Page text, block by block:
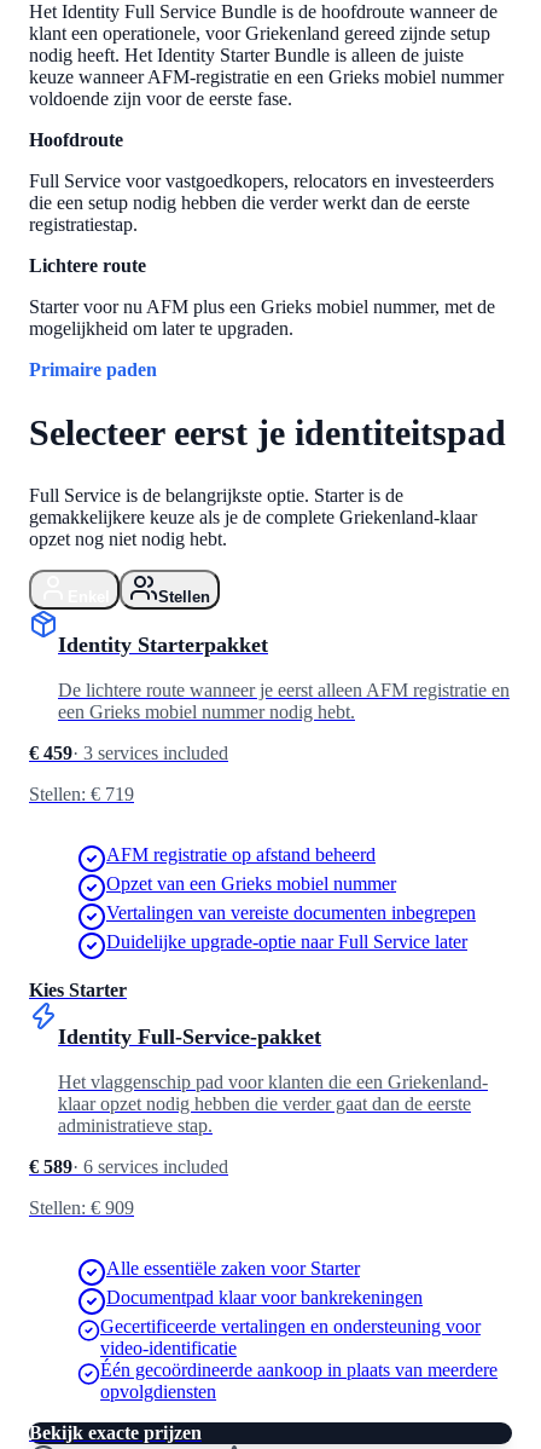
Het Identity Full Service Bundle is de hoofdroute wanneer de
klant een operationele, voor Griekenland gereed zijnde setup
nodig heeft. Het Identity Starter Bundle is alleen de juiste
keuze wanneer AFM-registratie en een Grieks mobiel nummer
voldoende zijn voor de eerste fase.
Hoofdroute
Full Service voor vastgoedkopers, relocators en investeerders
die een setup nodig hebben die verder werkt dan de eerste
registratiestap.
Lichtere route
Starter voor nu AFM plus een Grieks mobiel nummer, met de
mogelijkheid om later te upgraden.
Primaire paden
Selecteer eerst je identiteitspad
Full Service is de belangrijkste optie. Starter is de
gemakkelijkere keuze als je de complete Griekenland-klaar
opzet nog niet nodig hebt.
Stellen
Identity Starterpakket
De lichtere route wanneer je eerst alleen AFM registratie en
een Grieks mobiel nummer nodig hebt.
€ 459· 3 services included
Stellen: € 719
AFM registratie op afstand beheerd
Opzet van een Grieks mobiel nummer
Vertalingen van vereiste documenten inbegrepen
Duidelijke upgrade-optie naar Full Service later
Kies Starter
Identity Full-Service-pakket
Het vlaggenschip pad voor klanten die een Griekenland-
klaar opzet nodig hebben die verder gaat dan de eerste
administratieve stap.
€ 589· 6 services included
Stellen: € 909
Alle essentiële zaken voor Starter
Documentpad klaar voor bankrekeningen
Gecertificeerde vertalingen en ondersteuning voor
video-identificatie
Één gecoördineerde aankoop in plaats van meerdere
opvolgdiensten
Bekijk exacte prijzen